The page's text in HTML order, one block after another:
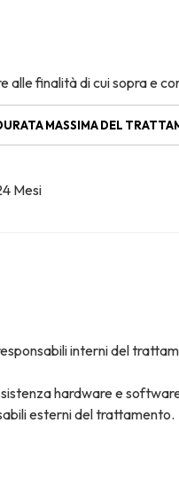
finalità di cui sopra e
MASSIMA DEL
Mesi
interni del
hardware e
esterni del trattamento.